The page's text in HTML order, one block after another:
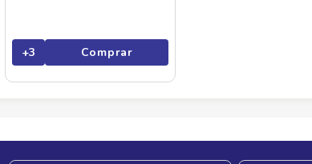
+3 Comprar